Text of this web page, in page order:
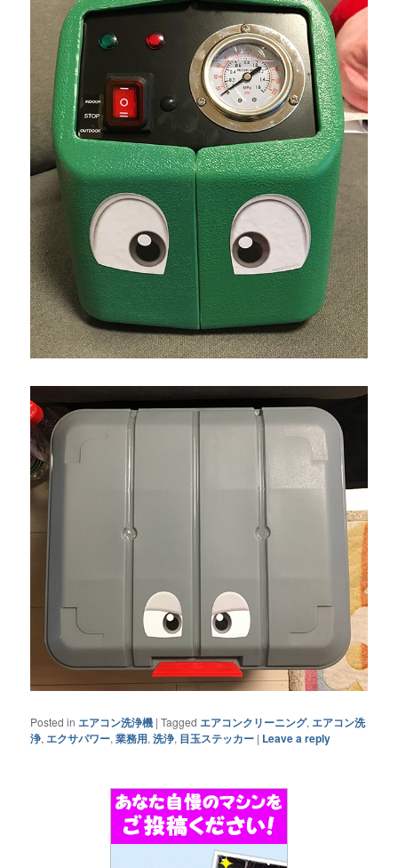
Posted in エアコン洗浄機 |Tagged エアコンクリーニング, エアコン洗
浄, エクサパワー,業務用,洗浄, 目玉ステッカー | Leave a reply